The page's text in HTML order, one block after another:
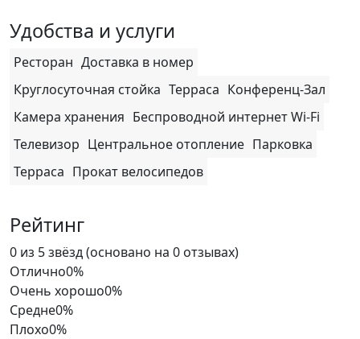
Удобства и услуги
Ресторан Доставка в номер
Круглосуточная стойка Терраса Конференц-Зал
Камера хранения Беспроводной интернет Wi-Fi
Телевизор Центральное отопление Парковка
Терраса Прокат велосипедов
Рейтинг
Rated
0
out
of
5
0 из 5 звёзд (основано на 0 отзывах)
Отлично0%
Очень хорошо0%
Средне0%
Плохо0%